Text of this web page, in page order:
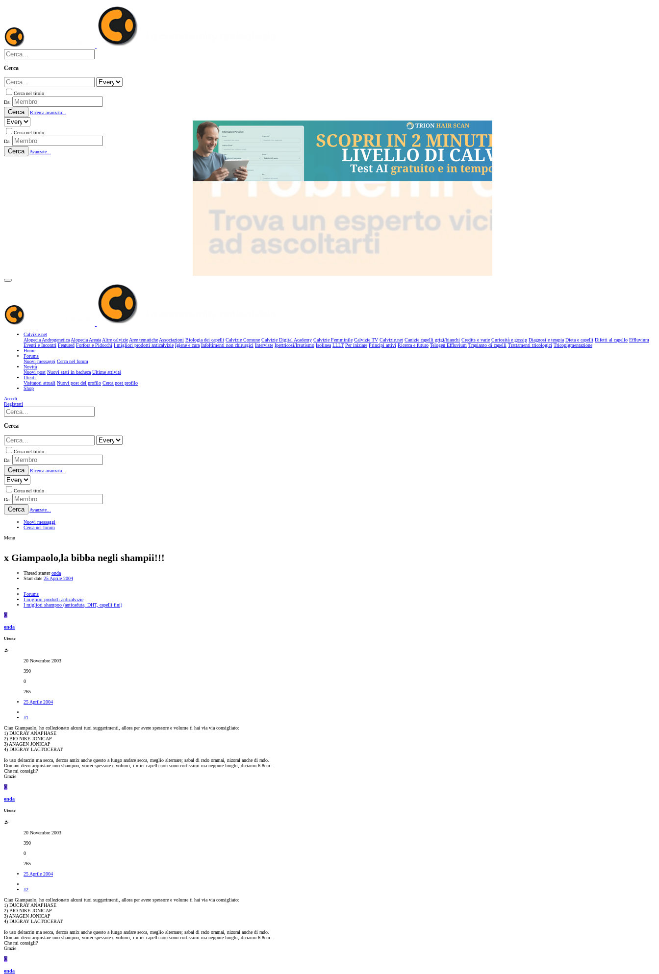
Cerca
Cerca nel titolo
Da:
Cerca Ricerca avanzata...
Cerca nel titolo
Da:
Cerca Avanzate...
Calvizie.net
Alopecia AndrogeneticaAlopecia AreataAltre calvizieAree tematicheAssociazioni Biologia dei capelli Calvizie Comune Calvizie Digital Academy Calvizie Femminile Calvizie TV Calvizie.net Canizie capelli grigi/bianchi Credits e varie Curiosità e gossip Diagnosi e terapia Dieta e capelli Difetti al capello Effluvium
Eventi e Incontri Featured Forfora e Pidocchi I migliori prodotti anticalvizie Igiene e cura Infoltimenti non chirurgici Interviste Ipertricosi/Irsutismo Isolinea LLLT Per iniziare Principi attivi Ricerca e futuro Telogen Effluvium Trapianto di capelli Trattamenti tricologici Tricopigmentazione
Home
Forums
Nuovi messaggi Cerca nel forum
Novità
Nuovi post Nuovi stati in bacheca Ultime attività
Utenti
Visitatori attuali Nuovi post del profilo Cerca post profilo
Shop
Accedi
Registrati
Cerca
Cerca nel titolo
Da:
Cerca Ricerca avanzata...
Cerca nel titolo
Da:
Cerca Avanzate...
Nuovi messaggi
Cerca nel forum
Menu
x Giampaolo,la bibba negli shampii!!!
Thread starter onda
Start date 25 Aprile 2004
Forums
I migliori prodotti anticalvizie
I migliori shampoo (anticaduta, DHT, capelli fini)
O
onda
Utente
20 Novembre 2003
390
0
265
25 Aprile 2004
#1
Ciao Giampaolo, ho collezionato alcuni tuoi suggerimenti, allora per avere spessore e volume ti hai via via consigliato:
1) DUCRAY ANAPHASE
2) BIO NIKE JONICAP
3) ANAGEN JONICAP
4) DUGRAY LACTOCERAT
Io uso deltacrin ma secca, dercos amix anche questo a lungo andare secca, meglio alternare; sabal di rado oramai, nizoral anche di rado.
Domani devo acquistare uno shampoo, vorrei spessore e volumi, i miei capelli non sono cortissimi ma neppure lunghi, diciamo 6-8cm.
Che mi consigli?
Grazie
O
onda
Utente
20 Novembre 2003
390
0
265
25 Aprile 2004
#2
Ciao Giampaolo, ho collezionato alcuni tuoi suggerimenti, allora per avere spessore e volume ti hai via via consigliato:
1) DUCRAY ANAPHASE
2) BIO NIKE JONICAP
3) ANAGEN JONICAP
4) DUGRAY LACTOCERAT
Io uso deltacrin ma secca, dercos amix anche questo a lungo andare secca, meglio alternare; sabal di rado oramai, nizoral anche di rado.
Domani devo acquistare uno shampoo, vorrei spessore e volumi, i miei capelli non sono cortissimi ma neppure lunghi, diciamo 6-8cm.
Che mi consigli?
Grazie
O
onda